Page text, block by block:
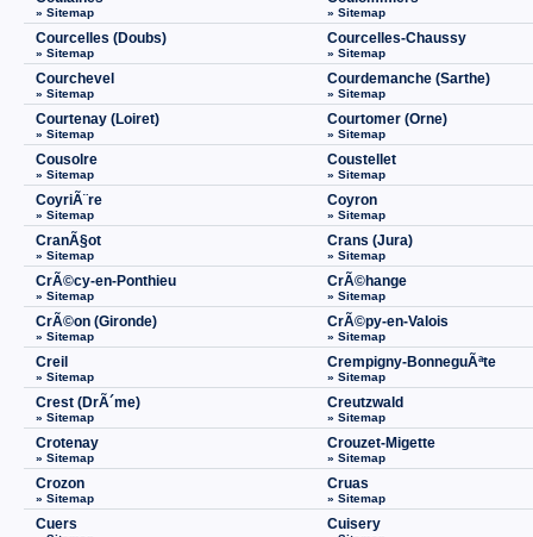
» Sitemap » Sitemap
Courcelles (Doubs)
» Sitemap
Courcelles-Chaussy
» Sitemap
Courchevel
» Sitemap
Courdemanche (Sarthe)
» Sitemap
Courtenay (Loiret)
» Sitemap
Courtomer (Orne)
» Sitemap
Cousolre
» Sitemap
Coustellet
» Sitemap
CoyriÃ¨re
» Sitemap
Coyron
» Sitemap
CranÃ§ot
» Sitemap
Crans (Jura)
» Sitemap
CrÃ©cy-en-Ponthieu
» Sitemap
CrÃ©hange
» Sitemap
CrÃ©on (Gironde)
» Sitemap
CrÃ©py-en-Valois
» Sitemap
Creil
» Sitemap
Crempigny-BonneguÃªte
» Sitemap
Crest (DrÃ´me)
» Sitemap
Creutzwald
» Sitemap
Crotenay
» Sitemap
Crouzet-Migette
» Sitemap
Crozon
» Sitemap
Cruas
» Sitemap
Cuers Cuisery